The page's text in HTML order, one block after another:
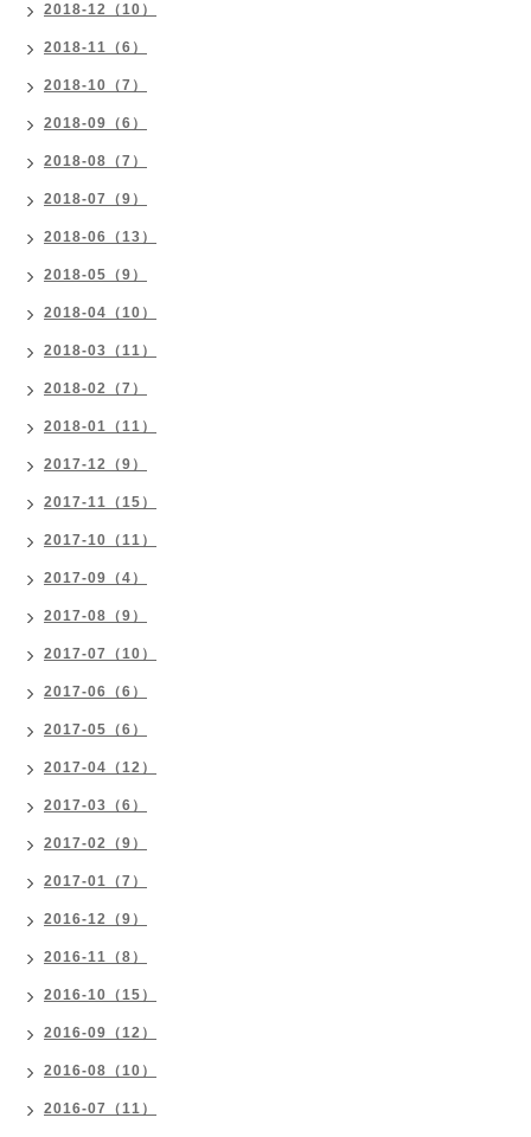
2018-12（10）
2018-11（6）
2018-10（7）
2018-09（6）
2018-08（7）
2018-07（9）
2018-06（13）
2018-05（9）
2018-04（10）
2018-03（11）
2018-02（7）
2018-01（11）
2017-12（9）
2017-11（15）
2017-10（11）
2017-09（4）
2017-08（9）
2017-07（10）
2017-06（6）
2017-05（6）
2017-04（12）
2017-03（6）
2017-02（9）
2017-01（7）
2016-12（9）
2016-11（8）
2016-10（15）
2016-09（12）
2016-08（10）
2016-07（11）